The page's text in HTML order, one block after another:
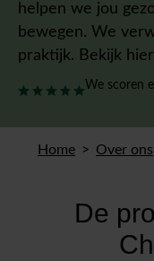
helpen we jou
bewegen. We
praktijk. Bekijk
We scoren
Home Over ons
De